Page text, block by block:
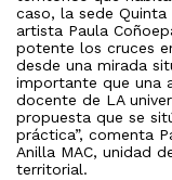
caso, la sede
artista Paula
potente los cruces
desde una mirada
importante que una
docente de LA
propuesta que se
práctica”, comenta
Anilla MAC, unidad
territorial.